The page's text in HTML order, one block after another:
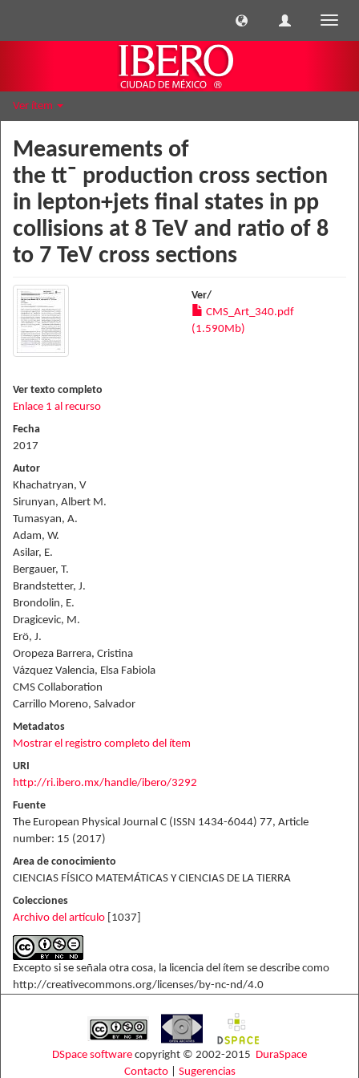
Ver ítem
Measurements of
the tt¯ production cross section
in lepton+jets final states in pp
collisions at 8 TeV and ratio of 8
to 7 TeV cross sections
Ver/
CMS_Art_340.pdf
(1.590Mb)
Ver texto completo
Enlace 1 al recurso
Fecha
2017
Autor
Khachatryan, V
Sirunyan, Albert M.
Tumasyan, A.
Adam, W.
Asilar, E.
Bergauer, T.
Brandstetter, J.
Brondolin, E.
Dragicevic, M.
Erö, J.
Oropeza Barrera, Cristina
Vázquez Valencia, Elsa Fabiola
CMS Collaboration
Carrillo Moreno, Salvador
Metadatos
Mostrar el registro completo del ítem
URI
http://ri.ibero.mx/handle/ibero/3292
Fuente
The European Physical Journal C (ISSN 1434-6044) 77, Article
number: 15 (2017)
Area de conocimiento
CIENCIAS FÍSICO MATEMÁTICAS Y CIENCIAS DE LA TIERRA
Colecciones
Archivo del artículo [1037]
Excepto si se señala otra cosa, la licencia del ítem se describe como
http://creativecommons.org/licenses/by-nc-nd/4.0
DSpace software copyright © 2002-2015 DuraSpace
Contacto| Sugerencias